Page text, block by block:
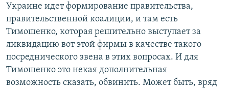
Украине идет формирование правительства,
правительственной коалиции, и там есть
Тимошенко, которая решительно выступает за
ликвидацию вот этой фирмы в качестве такого
посреднического звена в этих вопросах. И для
Тимошенко это некая дополнительная
возможность сказать, обвинить. Может быть, вряд